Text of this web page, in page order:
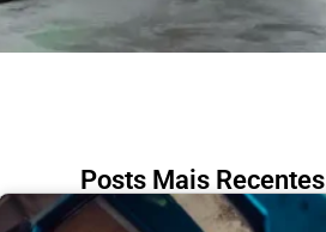
Posts Mais Recentes